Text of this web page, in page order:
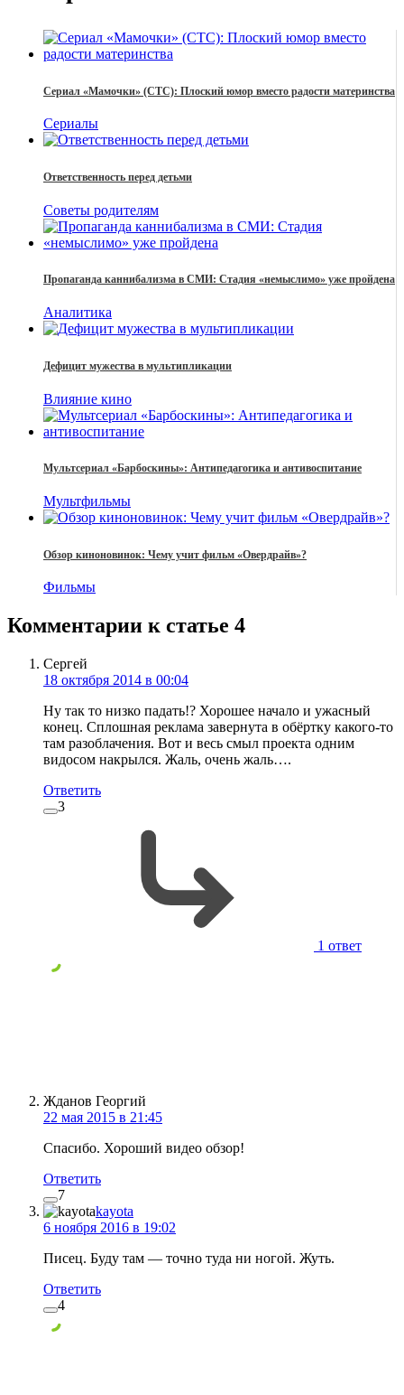
Сериал «Мамочки» (СТС): Плоский юмор вместо радости материнства
Сериалы
Ответственность перед детьми
Советы родителям
Пропаганда каннибализма в СМИ: Стадия «немыслимо» уже пройдена
Аналитика
Дефицит мужества в мультипликации
Влияние кино
Мультсериал «Барбоскины»: Антипедагогика и антивоспитание
Мультфильмы
Обзор киноновинок: Чему учит фильм «Овердрайв»?
Фильмы
Комментарии к статье 4
Сергей
18 октября 2014 в 00:04
Ну так то низко падать!? Хорошее начало и ужасный
конец. Сплошная реклама завернута в обёртку какого-то
там разоблачения. Вот и весь смыл проекта одним
видосом накрылся. Жаль, очень жаль….
Ответить
3
1 ответ
Жданов Георгий
22 мая 2015 в 21:45
Спасибо. Хороший видео обзор!
Ответить
7
kayota
6 ноября 2016 в 19:02
Писец. Буду там — точно туда ни ногой. Жуть.
Ответить
4